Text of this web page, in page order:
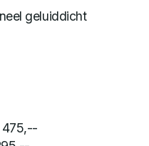
geluiddicht
475,--